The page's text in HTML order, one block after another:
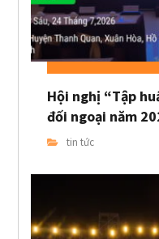
Hội nghị “Tập
đối ngoại năm
tin tức